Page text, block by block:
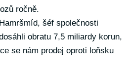
ročně.
šéf společnosti
obratu 7,5 miliardy korun,
se nám prodej oproti loňsku